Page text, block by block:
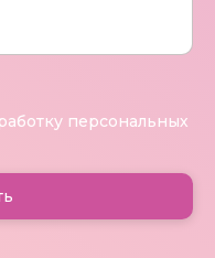
персональных